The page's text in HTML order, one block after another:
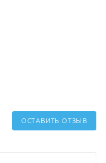
ОСТАВИТЬ ОТЗЫВ